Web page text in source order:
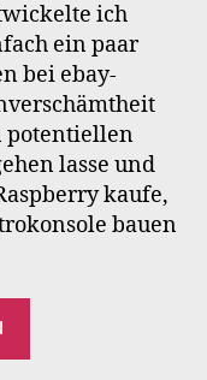
ich
ein paar
bei ebay-
potentiellen
lasse und
kaufe,
bauen